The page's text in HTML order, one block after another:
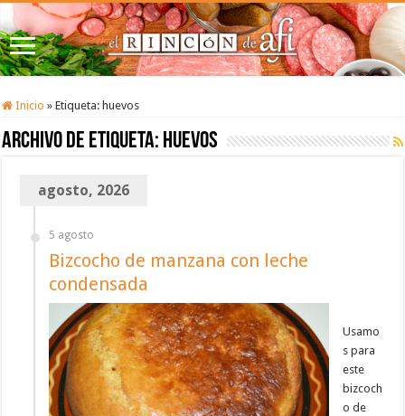
Inicio » Etiqueta: huevos
Archivo de etiqueta: huevos
agosto, 2026
5 agosto
Bizcocho de manzana con leche
condensada
Usamo
s para
este
bizcoch
o de